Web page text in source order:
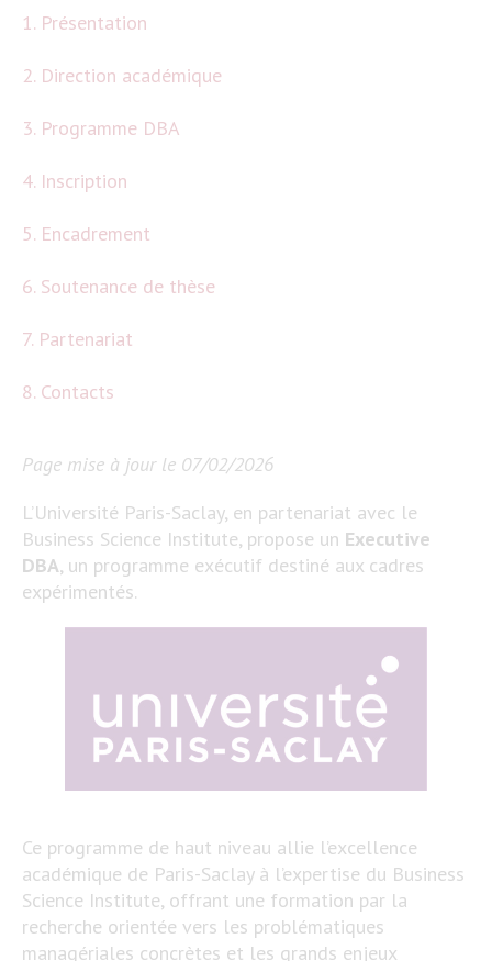
1. Présentation
2. Direction académique
3. Programme DBA
4. Inscription
5. Encadrement
6. Soutenance de thèse
7. Partenariat
8. Contacts
Page mise à jour le 07/02/2026
L’Université Paris-Saclay, en partenariat avec le
Business Science Institute, propose un Executive
DBA, un programme exécutif destiné aux cadres
expérimentés.
Ce programme de haut niveau allie l’excellence
académique de Paris-Saclay à l’expertise du Business
Science Institute, offrant une formation par la
recherche orientée vers les problématiques
managériales concrètes et les grands enjeux